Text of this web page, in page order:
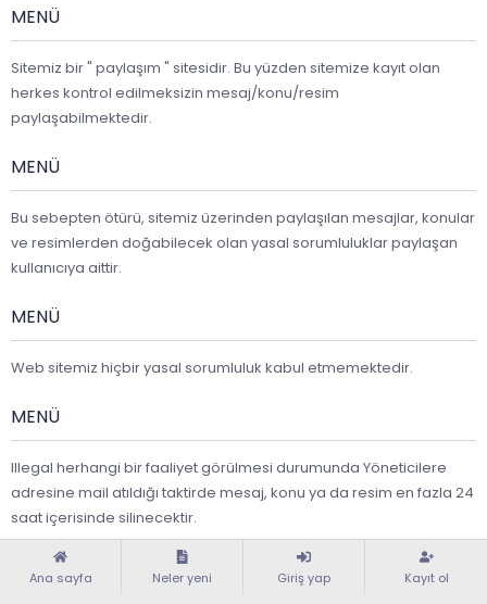
MENÜ
Sitemiz bir " paylaşım " sitesidir. Bu yüzden sitemize kayıt olan
herkes kontrol edilmeksizin mesaj/konu/resim
paylaşabilmektedir.
MENÜ
Bu sebepten ötürü, sitemiz üzerinden paylaşılan mesajlar, konular
ve resimlerden doğabilecek olan yasal sorumluluklar paylaşan
kullanıcıya aittir.
MENÜ
Web sitemiz hiçbir yasal sorumluluk kabul etmemektedir.
MENÜ
Illegal herhangi bir faaliyet görülmesi durumunda Yöneticilere
adresine mail atıldığı taktirde mesaj, konu ya da resim en fazla 24
saat içerisinde silinecektir.
Türkçe (TR) Yardım Ana sayfa
Ana sayfa Neler yeni Giriş yap Kayıt ol